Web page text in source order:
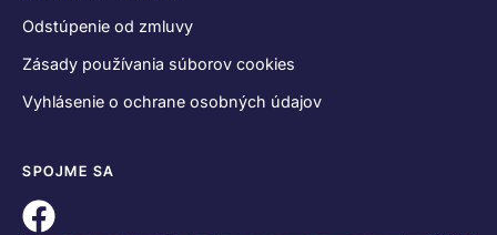
Odstúpenie od zmluvy
Zásady používania súborov cookies
Vyhlásenie o ochrane osobných údajov
SPOJME SA